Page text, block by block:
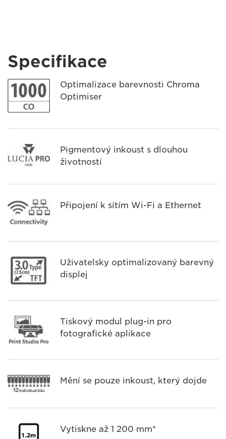
Specifikace
Optimalizace barevnosti Chroma
Optimiser
Pigmentový inkoust s dlouhou
životností
Připojení k sítím Wi-Fi a Ethernet
Uživatelsky optimalizovaný barevný
displej
Tiskový modul plug-in pro
fotografické aplikace
Mění se pouze inkoust, který dojde
Vytiskne až 1 200 mm*